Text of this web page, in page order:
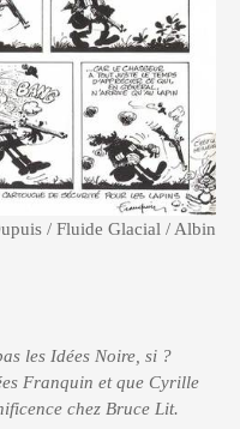
/ Fluide Glacial / Albin
les Idées Noire, si ?
Franquin et que Cyrille
chez Bruce Lit.